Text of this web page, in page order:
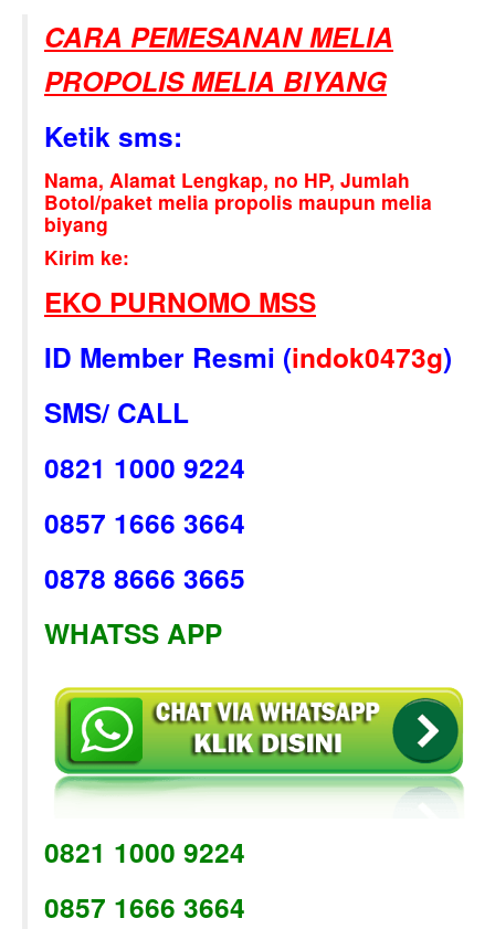
CARA PEMESANAN MELIA
PROPOLIS MELIA BIYANG
Ketik sms:
Nama, Alamat Lengkap, no HP, Jumlah
Botol/paket melia propolis maupun melia
biyang
Kirim ke:
EKO PURNOMO MSS
ID Member Resmi (indok0473g)
SMS/ CALL
0821 1000 9224
0857 1666 3664
0878 8666 3665
WHATSS APP
0821 1000 9224
0857 1666 3664